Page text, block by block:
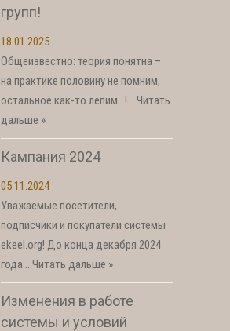
групп!
18.01.2025
Общеизвестно: теория понятна –
на практике половину не помним,
остальное как-то лепим…! …Читать
дальше »
Кампания 2024
05.11.2024
Уважаемые посетители,
подписчики и покупатели системы
ekeel.org! До конца декабря 2024
года …Читать дальше »
Изменения в работе
системы и условий